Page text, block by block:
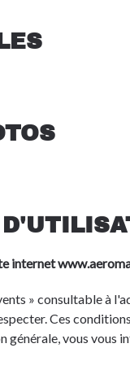
internet
» consultable à
Ces
générale, vous